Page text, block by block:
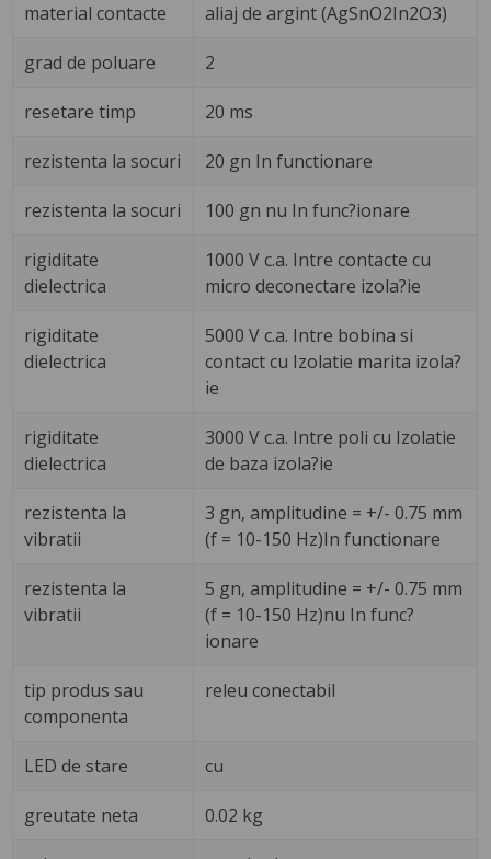
material contacte aliaj de argint (AgSnO2In2O3)
grad de poluare 2
resetare timp 20 ms
rezistenta la socuri 20 gn In functionare
rezistenta la socuri 100 gn nu In func?ionare
rigiditate
dielectrica
1000 V c.a. Intre contacte cu
micro deconectare izola?ie
rigiditate
dielectrica
5000 V c.a. Intre bobina si
contact cu Izolatie marita izola?
ie
rigiditate
dielectrica
3000 V c.a. Intre poli cu Izolatie
de baza izola?ie
rezistenta la
vibratii
3 gn, amplitudine = +/- 0.75 mm
(f = 10-150 Hz)In functionare
rezistenta la
vibratii
5 gn, amplitudine = +/- 0.75 mm
(f = 10-150 Hz)nu In func?
ionare
tip produs sau
componenta
releu conectabil
LED de stare cu
greutate neta 0.02 kg